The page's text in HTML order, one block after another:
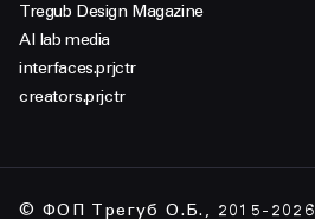
Tregub Design Magazine
AI lab media
interfaces.prjctr
creators.prjctr
© ФОП Трегуб О.Б., 2015-2026